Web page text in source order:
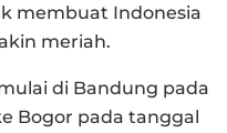
membuat Indonesia
meriah.
di Bandung pada
Bogor pada tanggal